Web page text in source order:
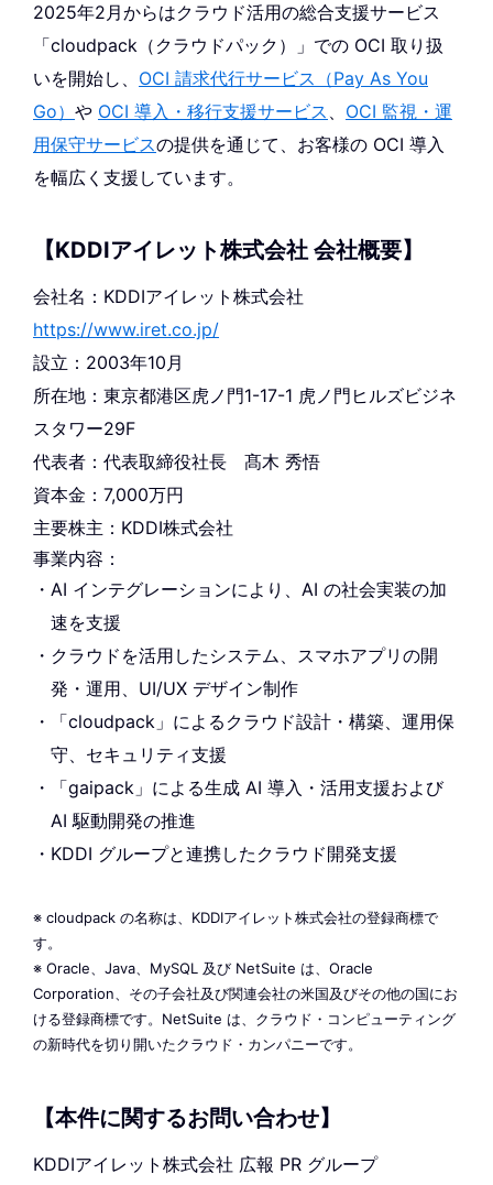
2025年2月からはクラウド活用の総合支援サービス
「cloudpack（クラウドパック）」での OCI 取り扱
いを開始し、 OCI 請求代行サービス（Pay As You
Go） や OCI 導入・移行支援サービス 、 OCI 監視・運
用保守サービスの提供を通じて、お客様の OCI 導入
を幅広く支援しています。
【KDDIアイレット株式会社 会社概要】
会社名：KDDIアイレット株式会社
https://www.iret.co.jp/
設立：2003年10月
所在地：東京都港区虎ノ門1-17-1 虎ノ門ヒルズビジネ
スタワー29F
代表者：代表取締役社長 髙木 秀悟
資本金：7,000万円
主要株主：KDDI株式会社
事業内容：
AI インテグレーションにより、AI の社会実装の加
速を支援
クラウドを活用したシステム、スマホアプリの開
発・運用、UI/UX デザイン制作
「cloudpack」によるクラウド設計・構築、運用保
守、セキュリティ支援
「gaipack」による生成 AI 導入・活用支援および
AI 駆動開発の推進
KDDI グループと連携したクラウド開発支援
※ cloudpack の名称は、KDDIアイレット株式会社の登録商標で
す。
※ Oracle、Java、MySQL 及び NetSuite は、Oracle
Corporation、その子会社及び関連会社の米国及びその他の国にお
ける登録商標です。NetSuite は、クラウド・コンピューティング
の新時代を切り開いたクラウド・カンパニーです。
【本件に関するお問い合わせ】
KDDIアイレット株式会社 広報 PR グループ